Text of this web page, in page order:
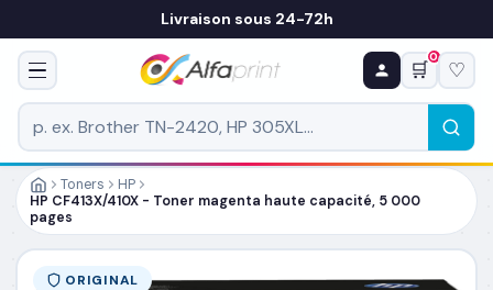
Livraison sous 24-72h
🛒
0
♡
Toners
HP
HP CF413X/410X - Toner magenta haute capacité, 5 000
pages
ORIGINAL
♻ COMMANDE RÉCURRENTE
Prévoyez & économisez
vous prépare un devis personnalisé
RÉFÉRENCE DU PRODUIT*